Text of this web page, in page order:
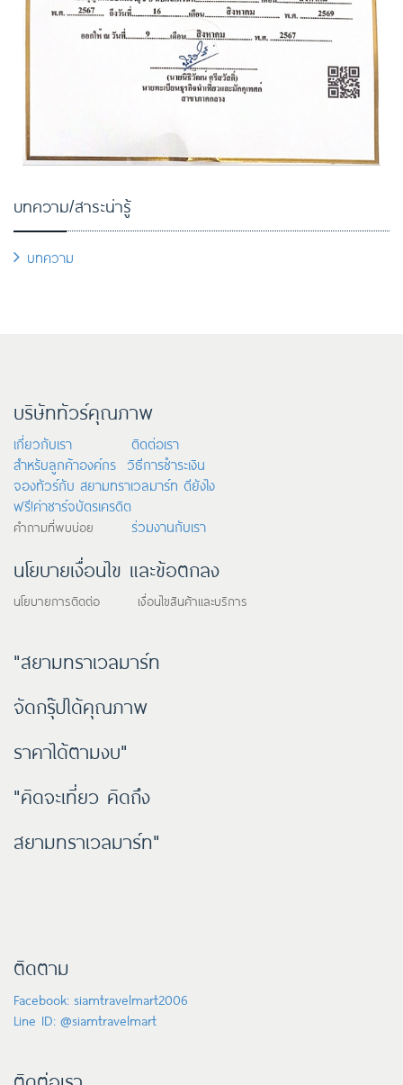
บทความ/สาระน่ารู้
บทความ
บริษัททัวร์คุณภาพ
เกี่ยวกับเรา
ติดต่อเรา
สำหรับลูกค้าองค์กร วิธีการชำระเงิน
จองทัวร์กับ สยามทราเวลมาร์ท ดียังไง
ฟรี!ค่าชาร์จบัตรเครดิต
คำถามที่พบบ่อย ร่วมงานกับเรา
นโยบายเงื่อนไข และข้อตกลง
นโยบายการติดต่อ เงื่อนไขสินค้าและบริการ
"สยามทราเวลมาร์ท
จัดกรุ๊ปได้คุณภาพ
ราคาได้ตามงบ"
"คิดจะเที่ยว คิดถึง
สยามทราเวลมาร์ท"
ติดตาม
Facebook: siamtravelmart2006
Line ID: @siamtravelmart